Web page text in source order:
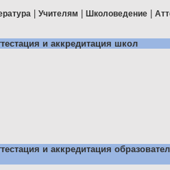
Учителям Школоведение
и аккредитация школ
и аккредитация